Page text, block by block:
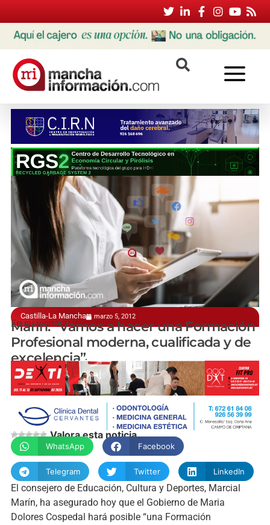
Castilla-La Mancha marzo 5, 2012
En su visita al IES San Isidro de Talavera
Marín: “Vamos a hacer una Formación
Profesional moderna, cualificada y de
excelencia”
manchainformacion.com
Valora esta noticia
WhatsApp Facebook
Telegram Twitter LinkedIn
El consejero de Educación, Cultura y Deportes, Marcial
Marín, ha asegurado hoy que el Gobierno de Maria
Dolores Cospedal hará posible “una Formación